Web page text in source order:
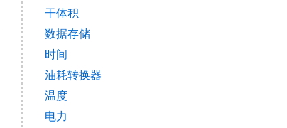
干体积
数据存储
时间
油耗转换器
温度
电力